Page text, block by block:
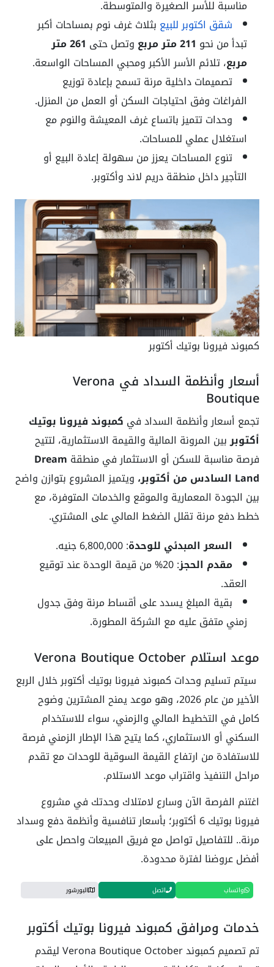
مناسبة للأسر الصغيرة والمتوسطة.
شقق اكتوبر للبيع بثلاث غرف نوم بمساحات أكبر
تبدأ من نحو 211 متر مربع وتصل حتى
261 متر
مربع، تلائم الأسر الأكبر ومحبي المساحات الواسعة.
تصميمات داخلية مرنة تسمح بإعادة توزيع
الفراغات وفق احتياجات السكن أو العمل من المنزل.
وحدات تتميز باتساع غرف المعيشة والنوم مع
استغلال عملي للمساحات.
تنوع المساحات يعزز من سهولة إعادة البيع أو
التأجير داخل منطقة دريم لاند وأكتوبر.
كمبوند فيرونا بوتيك أكتوبر
أسعار وأنظمة السداد في Verona
Boutique
تجمع أسعار وأنظمة السداد في كمبوند فيرونا بوتيك
أكتوبربين المرونة المالية والقيمة الاستثمارية، لتتيح
فرصة مناسبة للسكن أو الاستثمار في منطقة Dream
Land السادس من أكتوبر،
ويتميز المشروع بتوازن واضح
بين الجودة المعمارية والموقع والخدمات المتوفرة، مع
خطط دفع مرنة تقلل الضغط المالي على المشتري.
السعر المبدئي للوحدة: 6,800,000 جنيه.
مقدم الحجز
: 20% من قيمة الوحدة عند توقيع
العقد.
بقية المبلغ يسدد على أقساط مرنة وفق جدول
زمني متفق عليه مع الشركة المطورة.
موعد استلام Verona Boutique October
سيتم تسليم وحدات كمبوند فيرونا بوتيك أكتوبر خلال الربع
الأخير من عام 2026، وهو موعد يمنح المشترين وضوح
كامل في التخطيط المالي والزمني، سواء للاستخدام
السكني أو الاستثماري، كما يتيح هذا الإطار الزمني فرصة
للاستفادة من ارتفاع القيمة السوقية للوحدات مع تقدم
مراحل التنفيذ واقتراب موعد الاستلام.
اغتنم الفرصة الآن وسارع لامتلاك وحدتك في مشروع
فيرونا بوتيك 6 أكتوبر؛ بأسعار تنافسية وأنظمة دفع وسداد
مرنة.. للتفاصيل تواصل مع فريق المبيعات واحصل على
أفضل عروضنا لفترة محدودة.
واتساب اتصل البورشور
خدمات ومرافق كمبوند فيرونا بوتيك أكتوبر
تم تصميم كمبوند Verona Boutique October ليقدم